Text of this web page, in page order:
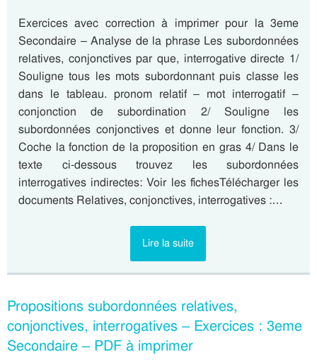
Exercices avec correction à imprimer pour la 3eme
Secondaire – Analyse de la phrase Les subordonnées
relatives, conjonctives par que, interrogative directe 1/
Souligne tous les mots subordonnant puis classe les
dans le tableau. pronom relatif – mot interrogatif –
conjonction de subordination 2/ Souligne les
subordonnées conjonctives et donne leur fonction. 3/
Coche la fonction de la proposition en gras 4/ Dans le
texte ci-dessous trouvez les subordonnées
interrogatives indirectes: Voir les fichesTélécharger les
documents Relatives, conjonctives, interrogatives :…
Lire la suite
Propositions subordonnées relatives,
conjonctives, interrogatives – Exercices : 3eme
Secondaire – PDF à imprimer